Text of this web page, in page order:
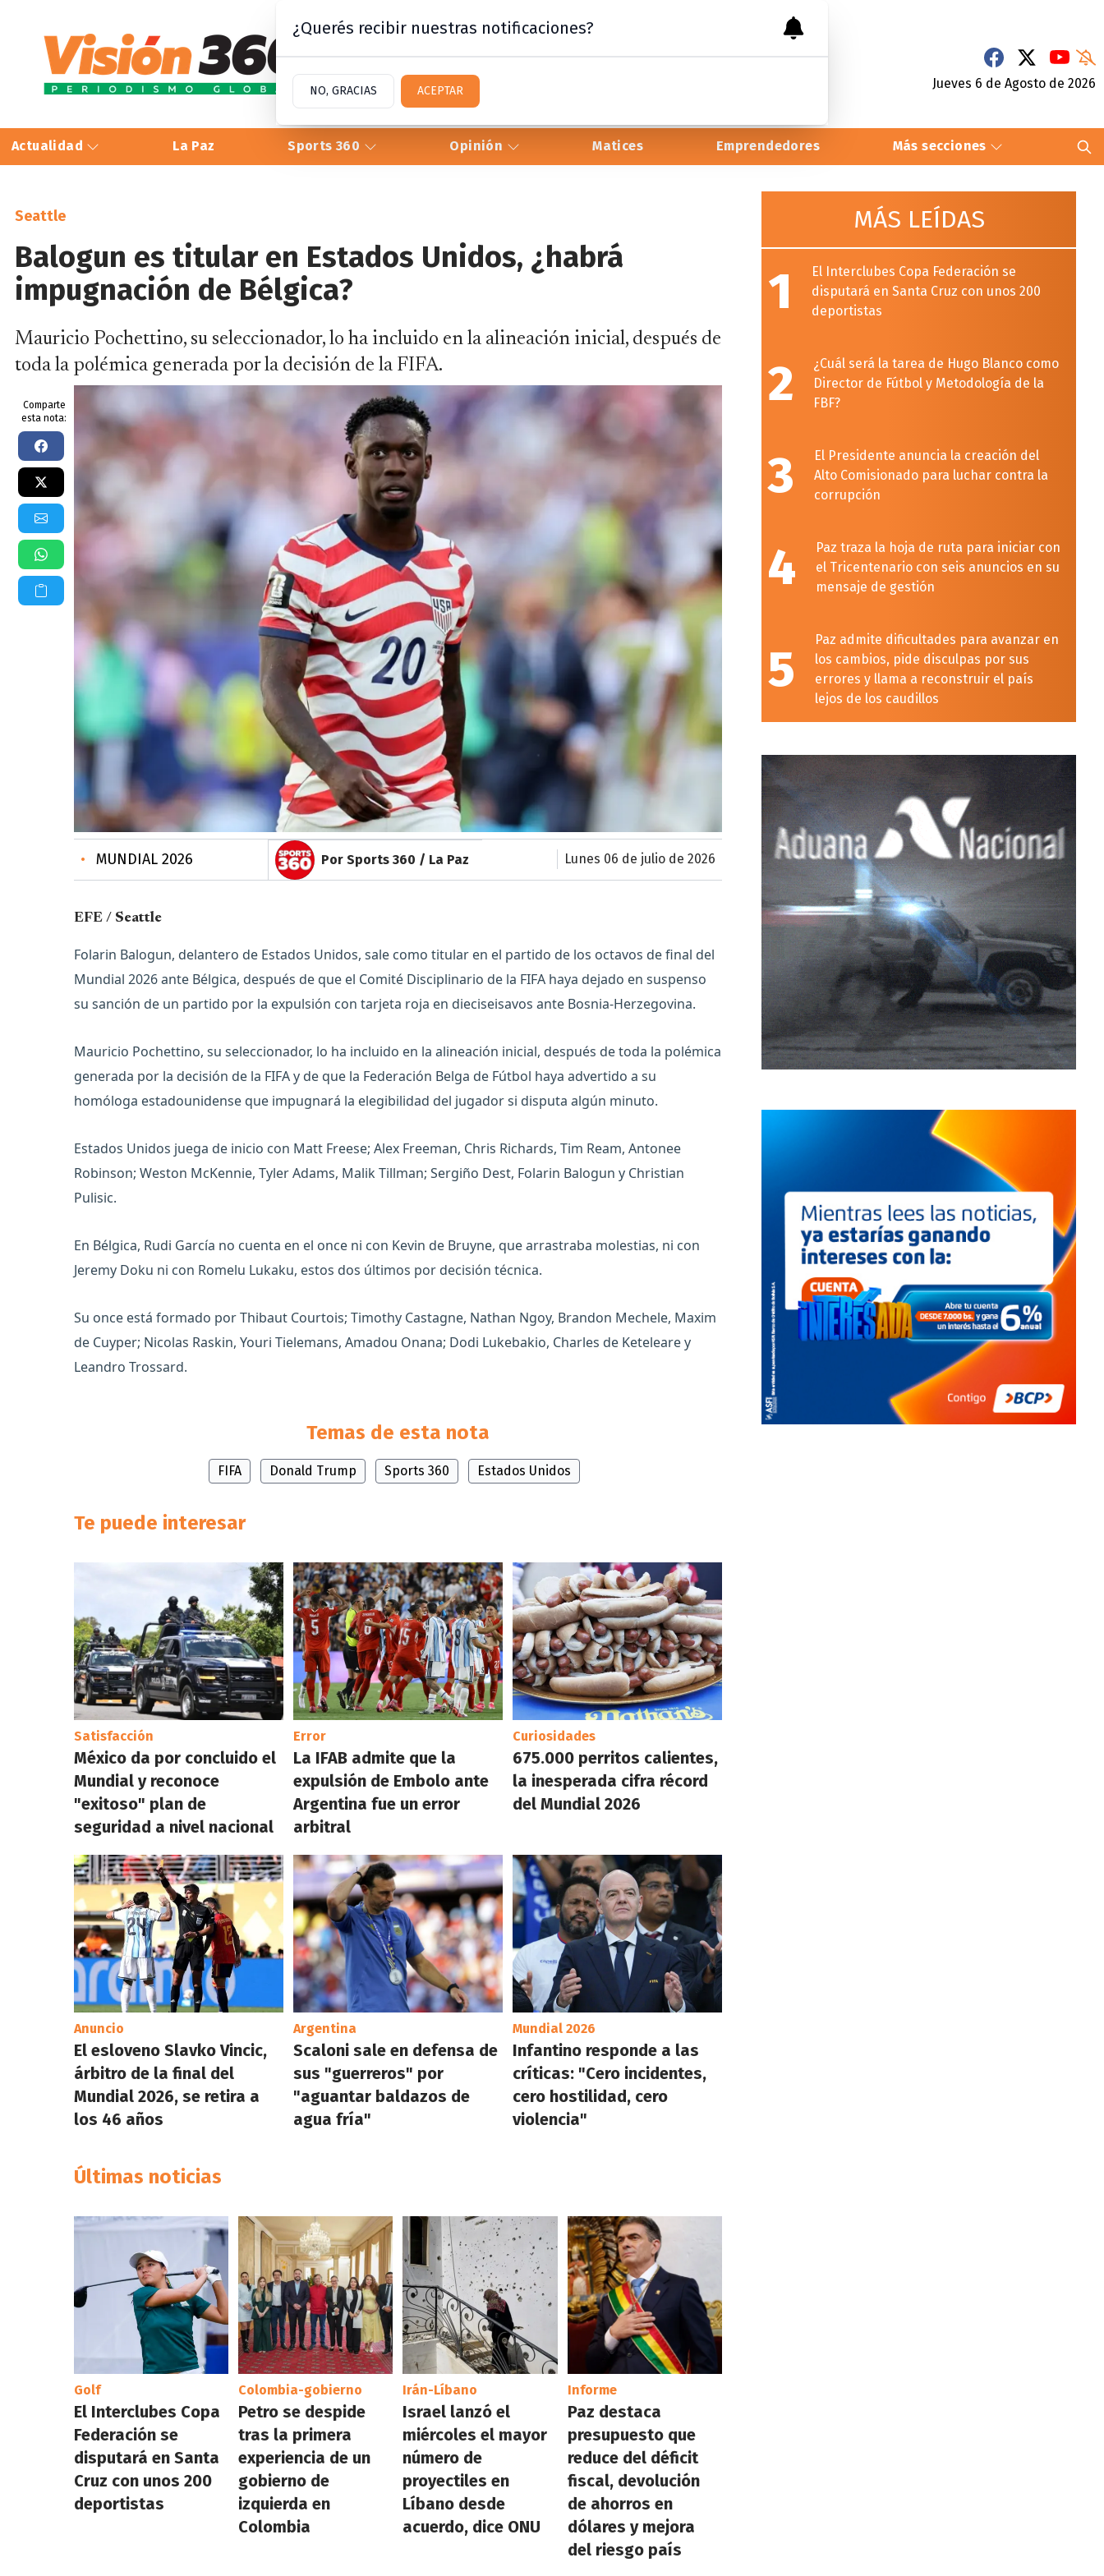
Jueves 6 de Agosto de 2026
Actualidad La Paz Sports 360 Opinión Matices Emprendedores Más secciones
Seattle
Balogun es titular en Estados Unidos, ¿habrá
impugnación de Bélgica?
Mauricio Pochettino, su seleccionador, lo ha incluido en la alineación inicial, después de
toda la polémica generada por la decisión de la FIFA.
Comparte
esta nota:
• MUNDIAL 2026 Por Sports 360 / La Paz lunes 06 de julio de 2026
EFE / Seattle
Folarin Balogun, delantero de Estados Unidos, sale como titular en el partido de los octavos de final del
Mundial 2026 ante Bélgica, después de que el Comité Disciplinario de la FIFA haya dejado en suspenso
su sanción de un partido por la expulsión con tarjeta roja en dieciseisavos ante Bosnia-Herzegovina.
Mauricio Pochettino, su seleccionador, lo ha incluido en la alineación inicial, después de toda la polémica
generada por la decisión de la FIFA y de que la Federación Belga de Fútbol haya advertido a su
homóloga estadounidense que impugnará la elegibilidad del jugador si disputa algún minuto.
Estados Unidos juega de inicio con Matt Freese; Alex Freeman, Chris Richards, Tim Ream, Antonee
Robinson; Weston McKennie, Tyler Adams, Malik Tillman; Sergiño Dest, Folarin Balogun y Christian
Pulisic.
En Bélgica, Rudi García no cuenta en el once ni con Kevin de Bruyne, que arrastraba molestias, ni con
Jeremy Doku ni con Romelu Lukaku, estos dos últimos por decisión técnica.
Su once está formado por Thibaut Courtois; Timothy Castagne, Nathan Ngoy, Brandon Mechele, Maxim
de Cuyper; Nicolas Raskin, Youri Tielemans, Amadou Onana; Dodi Lukebakio, Charles de Keteleare y
Leandro Trossard.
Temas de esta nota
FIFA Donald Trump Sports 360 Estados Unidos
Te puede interesar
Satisfacción
México da por concluido el
Mundial y reconoce
"exitoso" plan de
seguridad a nivel nacional
Error
La IFAB admite que la
expulsión de Embolo ante
Argentina fue un error
arbitral
Curiosidades
675.000 perritos calientes,
la inesperada cifra récord
del Mundial 2026
Anuncio
El esloveno Slavko Vincic,
árbitro de la final del
Mundial 2026, se retira a
los 46 años
Argentina
Scaloni sale en defensa de
sus "guerreros" por
"aguantar baldazos de
agua fría"
Mundial 2026
Infantino responde a las
críticas: "Cero incidentes,
cero hostilidad, cero
violencia"
Últimas noticias
Golf
El Interclubes Copa
Federación se
disputará en Santa
Cruz con unos 200
deportistas
Colombia-gobierno
Petro se despide
tras la primera
experiencia de un
gobierno de
izquierda en
Colombia
Irán-Líbano
Israel lanzó el
miércoles el mayor
número de
proyectiles en
Líbano desde
acuerdo, dice ONU
Informe
Paz destaca
presupuesto que
reduce del déficit
fiscal, devolución
de ahorros en
dólares y mejora
del riesgo país
MÁS LEÍDAS
1
El Interclubes Copa Federación se
disputará en Santa Cruz con unos 200
deportistas
2
¿Cuál será la tarea de Hugo Blanco como
Director de Fútbol y Metodología de la
FBF?
3
El Presidente anuncia la creación del
Alto Comisionado para luchar contra la
corrupción
4
Paz traza la hoja de ruta para iniciar con
el Tricentenario con seis anuncios en su
mensaje de gestión
5
Paz admite dificultades para avanzar en
los cambios, pide disculpas por sus
errores y llama a reconstruir el país
lejos de los caudillos
¿Querés recibir nuestras notificaciones?
NO, GRACIAS ACEPTAR